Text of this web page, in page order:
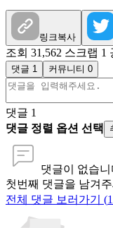
링크복사
조회 31,562 스크랩 1
댓글 1 커뮤니티 0
댓글 1
댓글 정렬 옵션 선택
댓글이 없습니
첫번째 댓글을 남겨
전체 댓글 보러가기 (1